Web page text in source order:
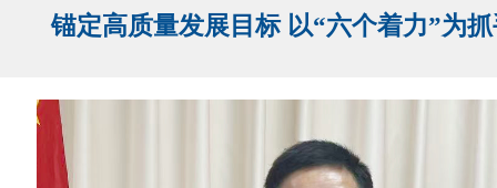
锚定高质量发展目标 以“六个着力”为